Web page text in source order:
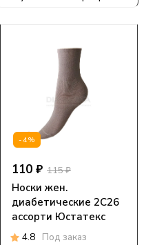
-4%
110 ₽ 115 ₽
Носки жен.
диабетические 2С26
ассорти Юстатекс
4.8 Под заказ